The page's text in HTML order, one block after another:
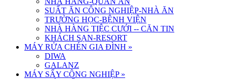
SUẤT ĂN CÔNG NGHIỆP-NHÀ ĂN
TRƯỜNG HỌC-BỆNH VIỆN
NHÀ HÀNG TIỆC CƯỚI -- CĂN TIN
KHÁCH SẠN-RESORT
MÁY RỬA CHÉN GIA ĐÌNH »
DIWA
GALANZ
MÁY SẤY CÔNG NGHIỆP »